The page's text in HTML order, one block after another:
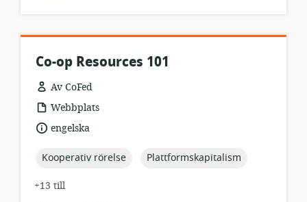
Co-op Resources 101
Av CoFed
resursformat:
Webbplats
språk:engelska
topic:
Kooperativ rörelse topic:
Plattformskapitalism
+13 till